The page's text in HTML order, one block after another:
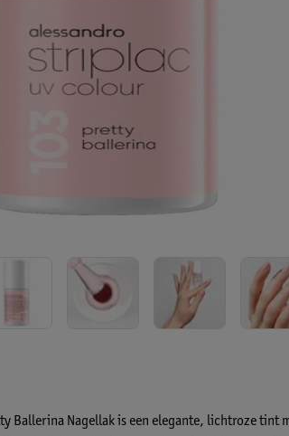
Ballerina Nagellak is een elegante, lichtroze tint